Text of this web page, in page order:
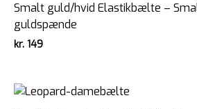
Smalt guld/hvid Elastikbælte –
guldspænde
kr. 149